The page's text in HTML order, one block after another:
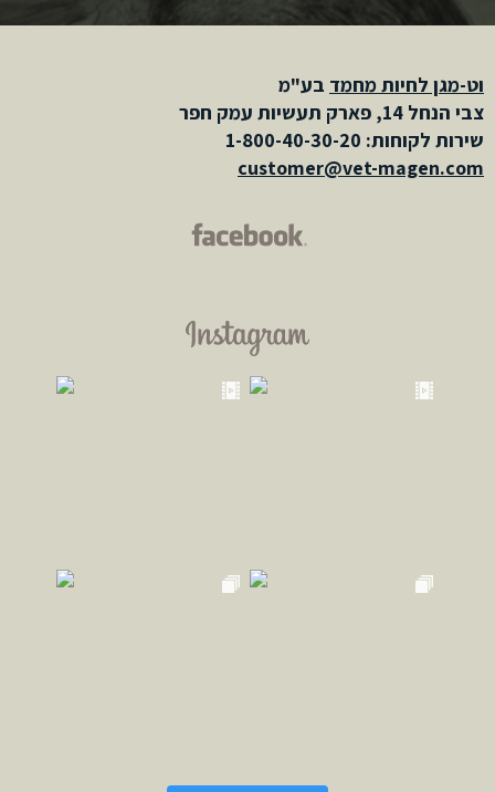
וט-מגן לחיות מחמד בע"מ
צבי הנחל 14, פארק תעשיות עמק חפר
שירות לקוחות: 1-800-40-30-20
customer@vet-magen.com